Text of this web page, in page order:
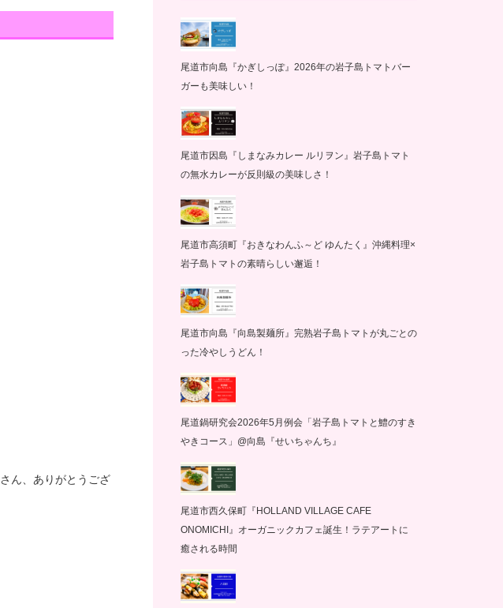
ん、ありがとうござ
尾道市向島『かぎしっぽ』2026年の岩子島トマトバー
ガーも美味しい！
尾道市因島『しまなみカレー ルリヲン』岩子島トマト
の無水カレーが反則級の美味しさ！
尾道市高須町『おきなわんふ～ど ゆんたく』沖縄料理×
岩子島トマトの素晴らしい邂逅！
尾道市向島『向島製麺所』完熟岩子島トマトが丸ごとの
った冷やしうどん！
尾道鍋研究会2026年5月例会「岩子島トマトと鱧のすき
やきコース」@向島『せいちゃんち』
尾道市西久保町『HOLLAND VILLAGE CAFE
ONOMICHI』オーガニックカフェ誕生！ラテアートに
癒される時間